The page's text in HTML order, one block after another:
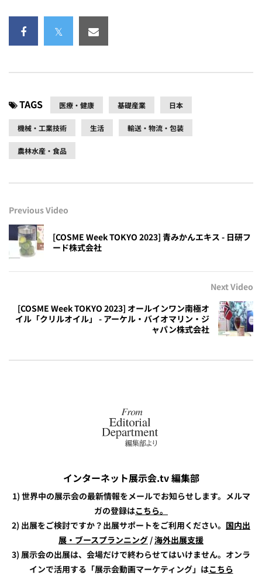
TAGS 医療・健康 基礎産業 日本
機械・工業技術 生活 輸送・物流・包装
農林水産・食品
Previous Video
[COSME Week TOKYO 2023] 青みかんエキス - 日研フ
ード株式会社
Next Video
[COSME Week TOKYO 2023] オールインワン南極オ
イル「クリルオイル」 - アーケル・バイオマリン・ジ
ャパン株式会社
インターネット展示会.tv 編集部
1) 世界中の展示会の最新情報をメールでお知らせします。メルマ
ガの登録はこちら。
2) 出展をご検討ですか？出展サポートをご利用ください。 国内出
展・ブースプランニング /海外出展支援
3) 展示会の出展は、会場だけで終わらせてはいけません。オンラ
インで活用する「展示会動画マーケティング」はこちら